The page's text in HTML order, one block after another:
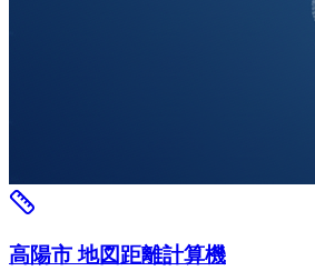
高陽市 地図距離計算機